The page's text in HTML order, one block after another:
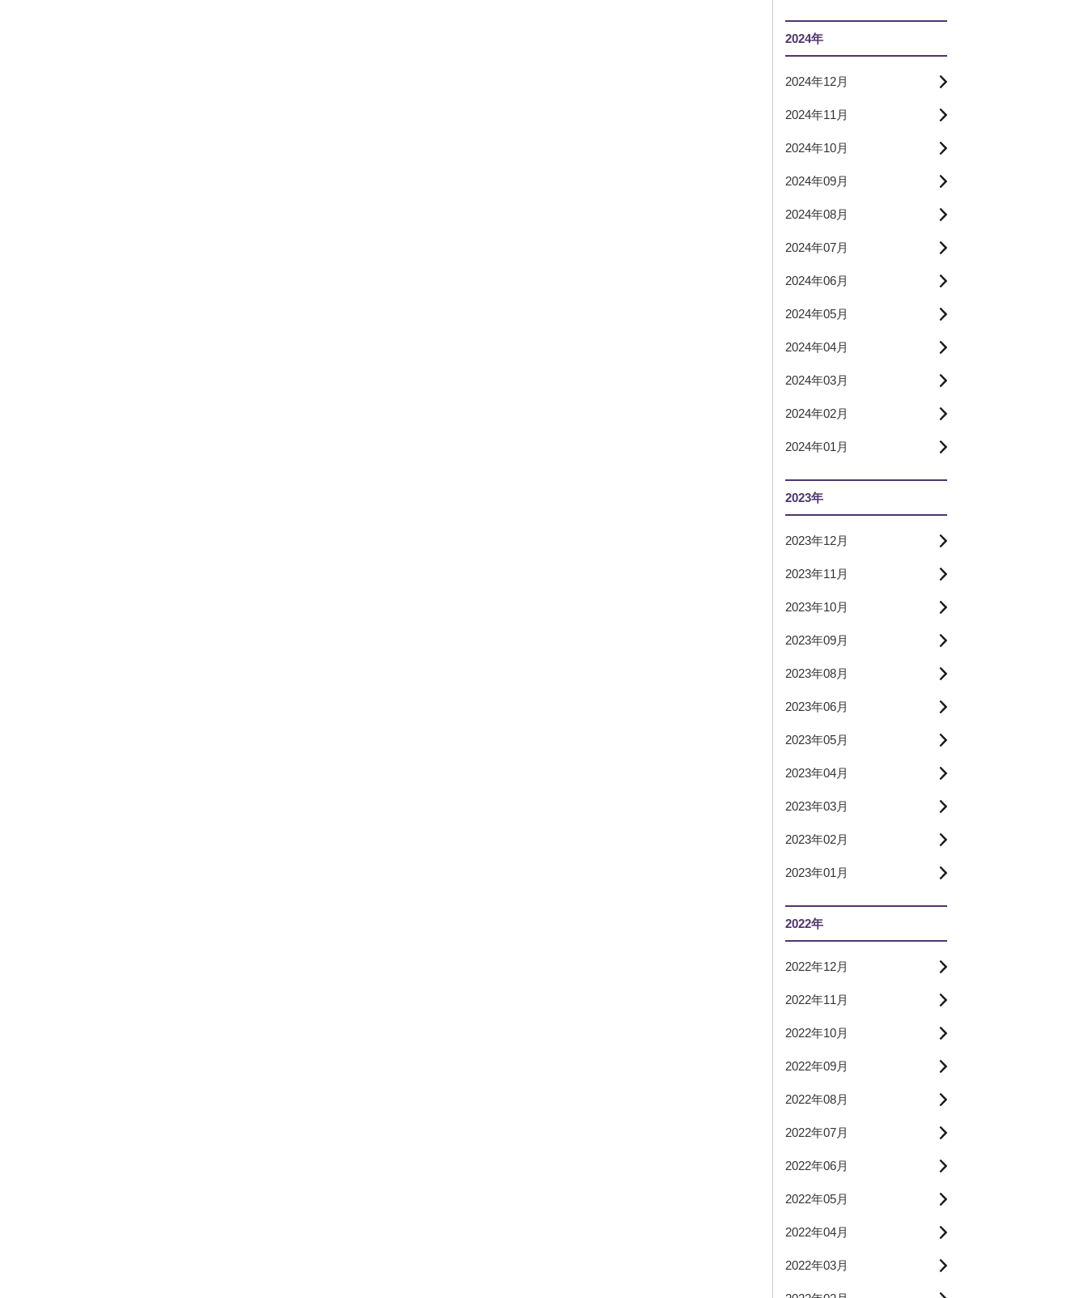
2024年
2024年12月
2024年11月
2024年10月
2024年09月
2024年08月
2024年07月
2024年06月
2024年05月
2024年04月
2024年03月
2024年02月
2024年01月
2023年
2023年12月
2023年11月
2023年10月
2023年09月
2023年08月
2023年06月
2023年05月
2023年04月
2023年03月
2023年02月
2023年01月
2022年
2022年12月
2022年11月
2022年10月
2022年09月
2022年08月
2022年07月
2022年06月
2022年05月
2022年04月
2022年03月